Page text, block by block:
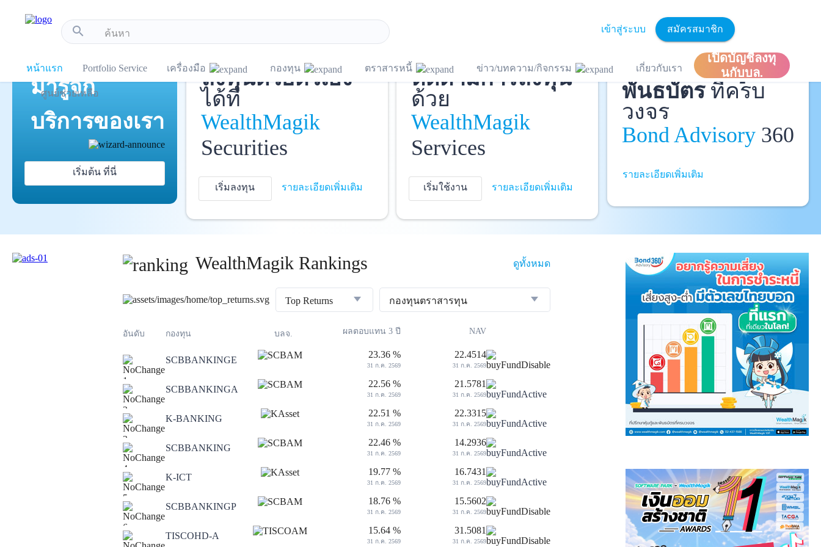
search เข้าสู่ระบบ สมัครสมาชิก
หน้าแรก Portfolio Service เครื่องมือ กองทุน ตราสารหนี้ ข่าว/บทความ/กิจกรรม เกี่ยวกับเรา
ศูนย์ช่วยเหลือ
เปิดบัญชีลงทุ
นกับบล.
มารู้จัก
บริการของเรา
เริ่มต้น ที่นี่
เปิดบัญชี
และ
ลงทุนด้วยตัวเอง
ได้ที่
WealthMagik
Securities
เริ่มลงทุน รายละเอียดเพิ่มเติม
บันทึกพอร์ต
และ
ติดตามการลงทุน
ด้วย
WealthMagik
Services
เริ่มใช้งาน รายละเอียดเพิ่มเติม
ที่ปรึกษาหุ้นกู้และ
พันธบัตรที่ครบ
วงจร
Bond Advisory360
รายละเอียดเพิ่มเติม
WealthMagik Rankings ดูทั้งหมด
Top Returns กองทุนตราสารทุน
อันดับ กองทุน บลจ. ผลตอบแทน 3 ปี NAV
1
SCBBANKINGE
23.36 %
31 ก.ค. 2569
22.4514
31 ก.ค. 2569
2
SCBBANKINGA
22.56 %
31 ก.ค. 2569
21.5781
31 ก.ค. 2569
3
K-BANKING
22.51 %
31 ก.ค. 2569
22.3315
31 ก.ค. 2569
4
SCBBANKING
22.46 %
31 ก.ค. 2569
14.2936
31 ก.ค. 2569
5
K-ICT
19.77 %
31 ก.ค. 2569
16.7431
31 ก.ค. 2569
6
SCBBANKINGP
18.76 %
31 ก.ค. 2569
15.5602
31 ก.ค. 2569
TISCOHD-A
15.64 %
31 ก.ค. 2569
31.5081
31 ก.ค. 2569